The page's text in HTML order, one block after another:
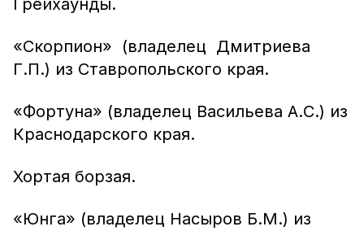
Грейхаунды.
«Скорпион» (владелец Дмитриева
Г.П.) из Ставропольского края.
«Фортуна» (владелец Васильева А.С.) из
Краснодарского края.
Хортая борзая.
«Юнга» (владелец Насыров Б.М.) из